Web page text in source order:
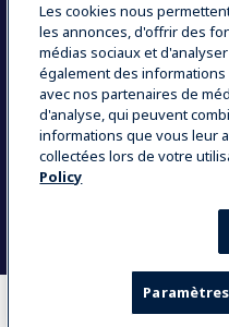
COMPARER
COUNTRY
VOTRE
Data Privacy
Conditions
Les cookies nous
les annonces, d'offrir des
médias sociaux et
également des
avec nos partenaires de
d'analyse, qui peuvent
informations que vous leur
collectées lors de votre
Policy